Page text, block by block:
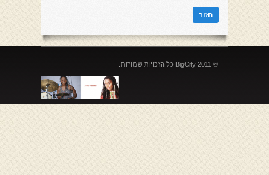
© 2011 BigCity כל הזכויות שמורות.